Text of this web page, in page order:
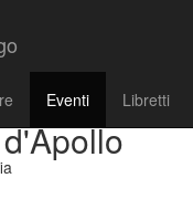
Eventi Libretti